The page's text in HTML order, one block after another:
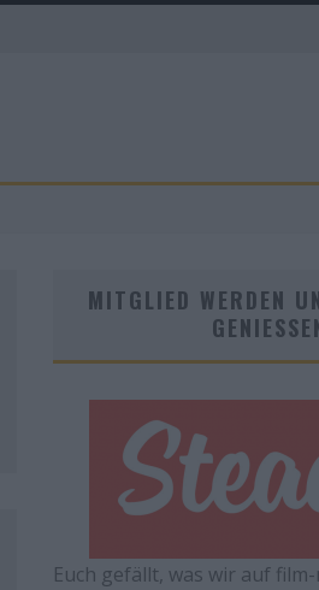
MITGLIED WERDEN
GENIESSEN
Euch gefällt, was wir auf